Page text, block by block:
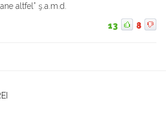
altfel” ş.a.m.d.
13 8